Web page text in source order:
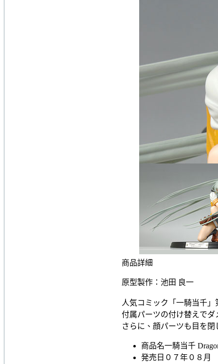
商品詳細
原型製作：池田 良一
人気コミック「一騎当千
付属パーツの付け替えでダ
さらに、顔パーツも目を閉
商品名一騎当千
発売日 ０７年０８月